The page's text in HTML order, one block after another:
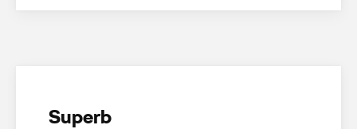
Superb